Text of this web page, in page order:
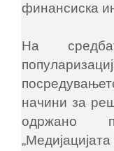
финансиска
На
начини за
одржано